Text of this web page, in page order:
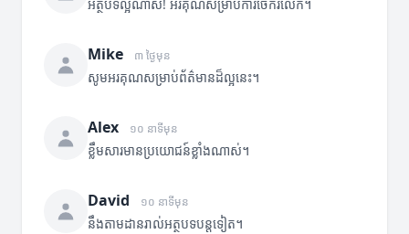
អត្ថបទល្អណាស់! អរគុណសម្រាប់ការចែករំលែក។
Mike ៣ ថ្ងៃមុន
សូមអរគុណសម្រាប់ព័ត៌មានដ៏ល្អនេះ។
Alex ១០ នាទីមុន
ខ្លឹមសារមានប្រយោជន៍ខ្លាំងណាស់។
David ១០ នាទីមុន
នឹងតាមដានរាល់អត្ថបទបន្តទៀត។